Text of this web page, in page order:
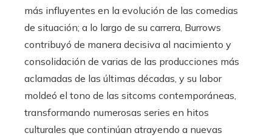
más influyentes en la evolución de las comedias
de situación; a lo largo de su carrera, Burrows
contribuyó de manera decisiva al nacimiento y
consolidación de varias de las producciones más
aclamadas de las últimas décadas, y su labor
moldeó el tono de las sitcoms contemporáneas,
transformando numerosas series en hitos
culturales que continúan atrayendo a nuevas